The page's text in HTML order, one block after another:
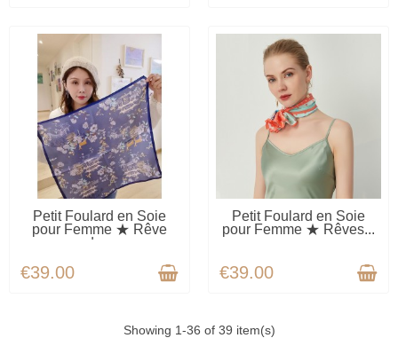
AVAILABLE
Petit Foulard en Soie
pour Femme ★ Rêve
de...
€39.00
AVAILABLE
Petit Foulard en Soie
pour Femme ★ Rêves...
€39.00
Showing 1-36 of 39 item(s)